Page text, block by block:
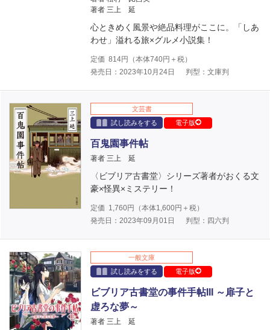
著者 三上 延
心ときめく風景や絶品料理がここに。「しあ
わせ」溢れる旅×グルメ小説集！
定価 814円（本体740円＋税）
発売日：2023年10月24日
判型：文庫判
文芸書
試し読みをする
電子版
百鬼園事件帖
著者 三上 延
〈ビブリア古書堂〉シリーズ著者がおくる文
豪×怪異×ミステリー！
定価 1,760円（本体1,600円＋税）
発売日：2023年09月01日
判型：四六判
一般文庫
試し読みをする
電子版
ビブリア古書堂の事件手帖III ～扉子と
虚ろな夢～
著者 三上 延